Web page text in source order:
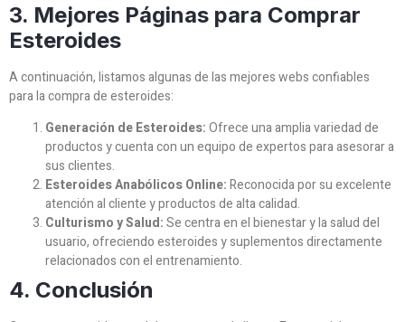
3. Mejores Páginas para Comprar
Esteroides
A continuación, listamos algunas de las mejores webs confiables
para la compra de esteroides:
Generación de Esteroides:Ofrece una amplia variedad de
productos y cuenta con un equipo de expertos para asesorar a
sus clientes.
Esteroides Anabólicos Online:Reconocida por su excelente
atención al cliente y productos de alta calidad.
Culturismo y Salud:Se centra en el bienestar y la salud del
usuario, ofreciendo esteroides y suplementos directamente
relacionados con el entrenamiento.
4. Conclusión